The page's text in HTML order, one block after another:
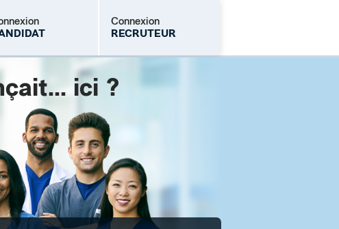
Connexion
RECRUTEUR
Mot de passe oublié
ici ?